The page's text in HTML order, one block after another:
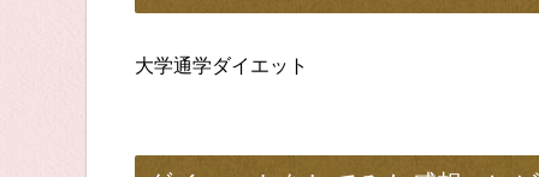
大学通学ダイエット